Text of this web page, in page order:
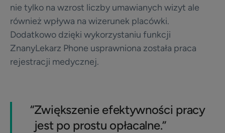
nie tylko na wzrost liczby umawianych wizyt ale
również wpływa na wizerunek placówki.
Dodatkowo dzięki wykorzystaniu funkcji
ZnanyLekarz Phone usprawniona została praca
rejestracji medycznej.
“Zwiększenie efektywności pracy
jest po prostu opłacalne.”